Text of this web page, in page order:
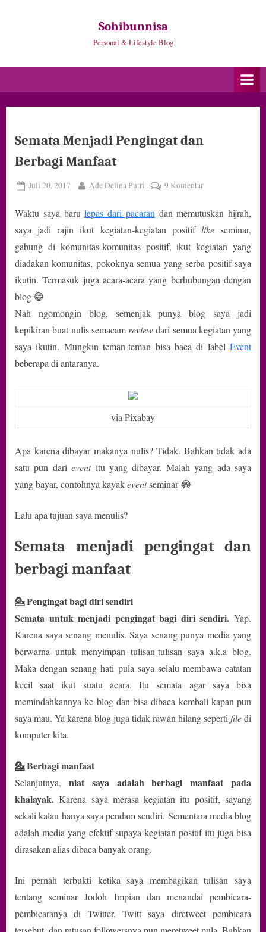
Sohibunnisa
Personal & Lifestyle Blog
Semata Menjadi Pengingat dan
Berbagi Manfaat
Posted
Juli 20, 2017 By
Ade Delina Putri 9 Komentarpada
Menjadi
Pengingat
Berbagi
Manfaat
Waktu saya barulepas dari pacaran dan memutuskan hijrah,
saya jadi rajin ikut kegiatan-kegiatan positif likeseminar,
gabung di komunitas-komunitas positif, ikut kegiatan yang
diadakan komunitas, pokoknya semua yang serba positif saya
ikutin. Termasuk juga acara-acara yang berhubungan dengan
blog 😁
Nah ngomongin blog, semenjak punya blog saya jadi
kepikiran buat nulis semacam reviewdari semua kegiatan yang
saya ikutin. Mungkin teman-teman bisa baca di label Event
beberapa di antaranya.
via Pixabay
Apa karena dibayar makanya nulis? Tidak. Bahkan tidak ada
satu pun darieventitu yang dibayar. Malah yang ada saya
yang bayar, contohnya kayakeventseminar 😂
Lalu apa tujuan saya menulis?
Semata menjadi pengingat dan
berbagi manfaat
💁Pengingat bagi diri sendiri
Semata untuk menjadi pengingat bagi diri sendiri. Yap.
Karena saya senang menulis. Saya senang punya media yang
berwarna untuk menyimpan tulisan-tulisan saya a.k.a blog.
Maka dengan senang hati pula saya selalu membawa catatan
kecil saat ikut suatu acara. Itu semata agar saya bisa
memindahkannya ke blog dan bisa dibaca kembali kapan pun
saya mau. Ya karena blog juga tidak rawan hilang seperti filedi
komputer kita.
💁 Berbagi manfaat
Selanjutnya, niat saya adalah berbagi manfaat pada
khalayak. Karena saya merasa kegiatan itu positif, sayang
sekali kalau hanya saya pendam sendiri. Sementara media blog
adalah media yang efektif supaya kegiatan positif itu juga bisa
dirasakan alias dibaca banyak orang.
Ini pernah terbukti ketika saya membagikan tulisan saya
tentang seminar Jodoh Impian dan menandai pembicara-
pembicaranya di Twitter. Twitt saya diretweet pembicara